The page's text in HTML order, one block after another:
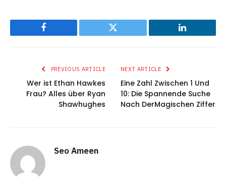
Facebook Twitter LinkedIn
PREVIOUS ARTICLE
Wer ist Ethan Hawkes
Frau? Alles über Ryan
Shawhughes
NEXT ARTICLE
Eine Zahl Zwischen 1 Und
10: Die Spannende Suche
Nach DerMagischen Ziffer
Seo Ameen